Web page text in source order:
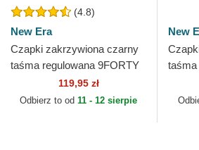
(4.8)
New Era
Czapki zakrzywiona czarny
taśma regulowana 9FORTY
League Essential New York
Yankees MLB New Era
119,95 zł
Odbierz to od 11 - 12 sierpie
New
taśma
MLB